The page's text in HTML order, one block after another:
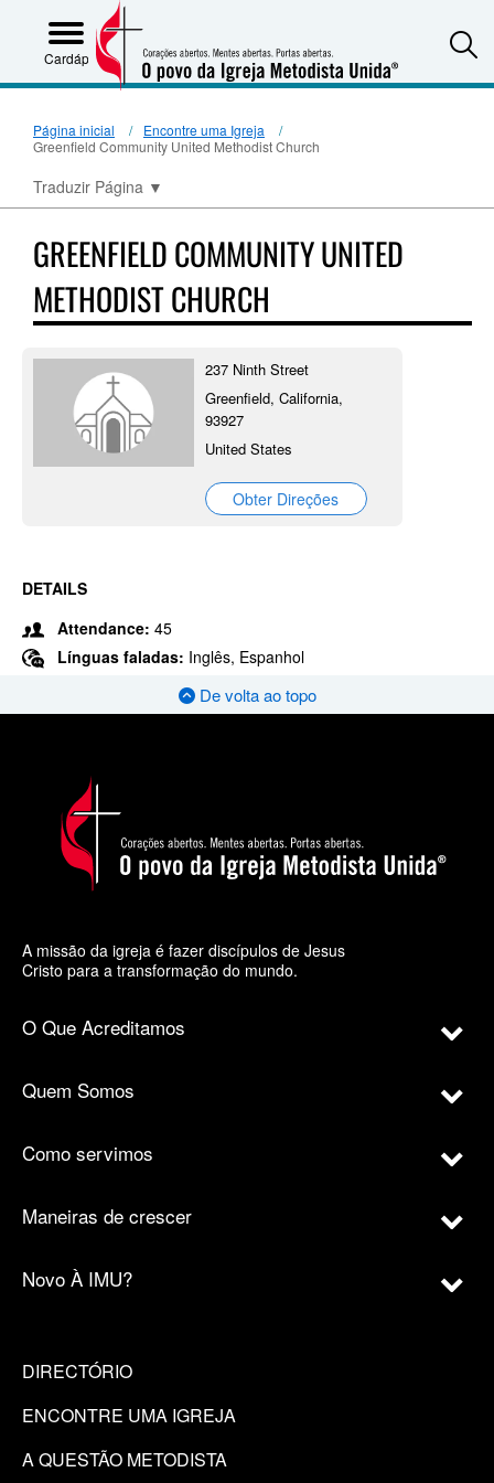
Cardápio
Página inicial
Encontre uma Igreja
Greenfield Community United Methodist Church
Traduzir Página ▼
GREENFIELD COMMUNITY UNITED
METHODIST CHURCH
237 Ninth Street
Greenfield, California,
93927
United States
Obter Direções
DETAILS
Attendance: 45
Línguas faladas: Inglês, Espanhol
De volta ao topo
A missão da igreja é fazer discípulos de Jesus
Cristo para a transformação do mundo.
O Que Acreditamos
Quem Somos
Como servimos
Maneiras de crescer
Novo À IMU?
DIRECTÓRIO
ENCONTRE UMA IGREJA
A QUESTÃO METODISTA